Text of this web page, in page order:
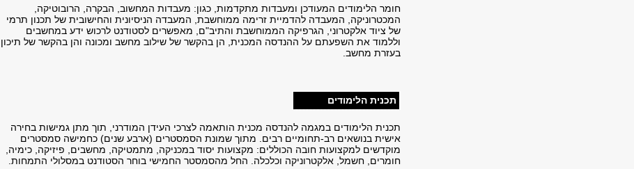
חומר הלימודים המעודכן ומעבדות מתקדמות, כגון: מעבדות המחשוב, הבקרה, הרובוטיקה,
המכטרוניקה, המעבדה להדמיית זרימה ממוחשבת, המעבדה הניסיונית והחישובית של תכנון תרמי
של ציוד אלקטרוני, הגרפיקה הממוחשבת והתיב"ם, מאפשרים לסטודנט לרכוש ידע במחשבים
וללמוד את השפעתם על ההנדסה המכנית, הן בהקשר של שילוב מחשב ומכונה והן בהקשר של תיכון
בעזרת מחשב.
תכנית הלימודים
תכנית הלימודים במגמה להנדסה מכנית הותאמה לצרכי העידן המודרני, תוך מתן גמישות בחירה
אישית בנושאים רב-תחומיים רבים. מתוך שמונת הסמסטרים (ארבע שנים) כחמישה סמסטרים
מוקדשים למקצועות חובה הכוללים: מקצועות יסוד במכניקה, מתמטיקה, מחשבים, פיזיקה, כימיה,
חומרים, חשמל, אלקטרוניקה וכלכלה. החל מהסמסטר החמישי בוחר הסטודנט במסלולי התמחות.